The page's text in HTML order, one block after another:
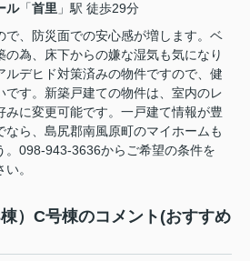
ル「首里 」駅 徒歩29分
で、防災面での安心感が増します。ベ
の為、床下からの嫌な湿気も気になり
ルデヒド対策済みの物件ですので、健
です。新築戸建ての物件は、室内のレ
みに変更可能です。一戸建て情報が豊
なら、島尻郡南風原町のマイホームも
。098-943-3636からご希望の条件を
。
）C号棟のコメント(おすすめ